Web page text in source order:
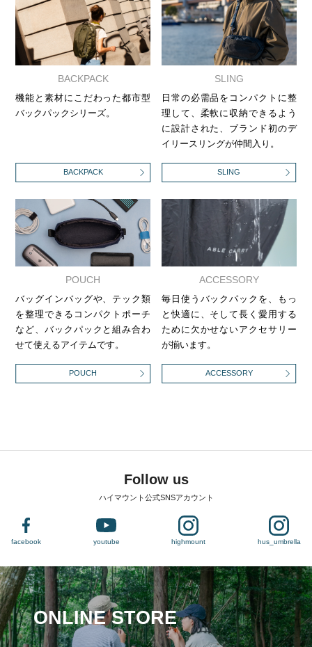
BACKPACK
機能と素材にこだわった都市型
バックパックシリーズ。
BACKPACK
SLING
日常の必需品をコンパクトに整
理して、柔軟に収納できるよう
に設計された、ブランド初のデ
イリースリングが仲間入り。
SLING
POUCH
バッグインバッグや、テック類
を整理できるコンパクトポーチ
など、バックパックと組み合わ
せて使えるアイテムです。
POUCH
ACCESSORY
毎日使うバックパックを、もっ
と快適に、そして長く愛用する
ために欠かせないアクセサリー
が揃います。
ACCESSORY
Follow us
ハイマウント公式SNSアカウント
facebook youtube highmount hus_umbrella
ONLINE STORE